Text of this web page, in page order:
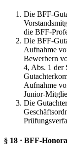
Die BFF-
die BFF-
Die BFF-
Aufnahme
Bewerbern
4, Abs. 1 der
Aufnahme
Junior-
Die
§ 18 · BFF-